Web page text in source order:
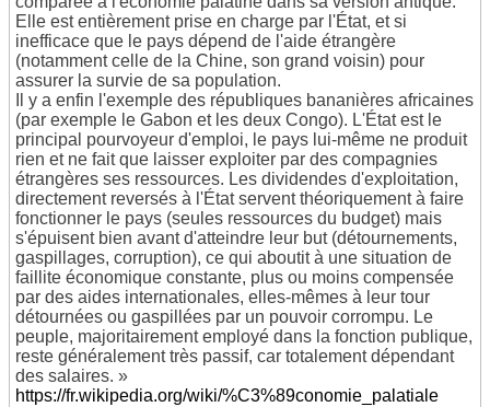
Elle est entièrement prise en charge par l'État, et si
inefficace que le pays dépend de l'aide étrangère
(notamment celle de la Chine, son grand voisin) pour
assurer la survie de sa population.
Il y a enfin l'exemple des républiques bananières africaines
(par exemple le Gabon et les deux Congo). L'État est le
principal pourvoyeur d'emploi, le pays lui-même ne produit
rien et ne fait que laisser exploiter par des compagnies
étrangères ses ressources. Les dividendes d'exploitation,
directement reversés à l'État servent théoriquement à faire
fonctionner le pays (seules ressources du budget) mais
s'épuisent bien avant d'atteindre leur but (détournements,
gaspillages, corruption), ce qui aboutit à une situation de
faillite économique constante, plus ou moins compensée
par des aides internationales, elles-mêmes à leur tour
détournées ou gaspillées par un pouvoir corrompu. Le
peuple, majoritairement employé dans la fonction publique,
reste généralement très passif, car totalement dépendant
des salaires. »
https://fr.wikipedia.org/wiki/%C3%89conomie_palatiale